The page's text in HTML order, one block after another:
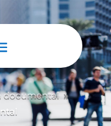
documental 9